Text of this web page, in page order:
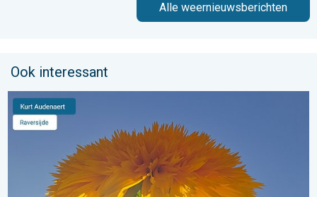
Alle weernieuwsberichten
Ook interessant
Stuur jouw weerfoto van de week!. Weer&Radar Uploader. . .